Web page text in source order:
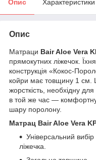
Опис Характеристики
Опис
Матраци Bair Aloe Vera
прямокутних ліжечок.
конструкція «Кокос-
койри має товщину 1 см.
жорсткість, необхідну
в той же час —
шару поролону.
Матрац Bair Aloe Vera
Універсальний
ліжечка.